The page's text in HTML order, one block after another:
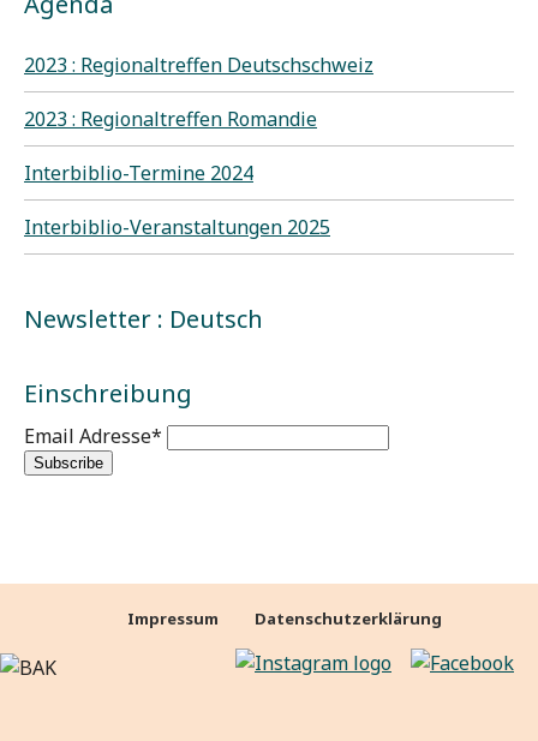
2023 : Regionaltreffen Deutschschweiz
2023 : Regionaltreffen Romandie
Interbiblio-Termine 2024
Interbiblio-Veranstaltungen 2025
Newsletter : Deutsch
Einschreibung
Email Adresse*
Impressum Datenschutzerklärung